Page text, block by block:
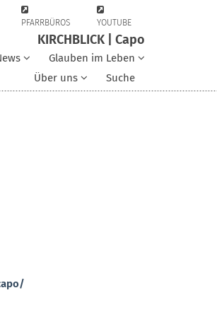
PFARRBÜROS YOUTUBE
KIRCHBLICK | Capo
Glauben im Leben
Über uns
Suche